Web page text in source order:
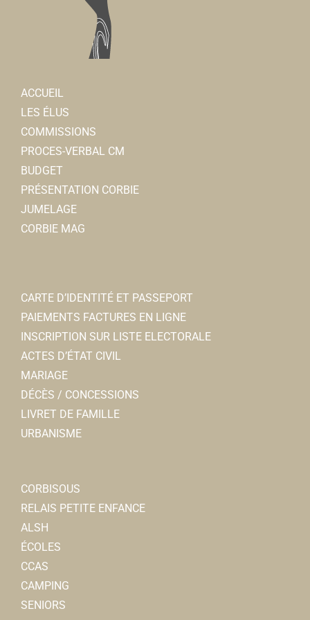
ACCUEIL
LES ÉLUS
COMMISSIONS
PROCES-VERBAL CM
BUDGET
PRÉSENTATION CORBIE
JUMELAGE
CORBIE MAG
CARTE D’IDENTITÉ ET PASSEPORT
PAIEMENTS FACTURES EN LIGNE
INSCRIPTION SUR LISTE ELECTORALE
ACTES D’ÉTAT CIVIL
MARIAGE
DÉCÈS / CONCESSIONS
LIVRET DE FAMILLE
URBANISME
CORBISOUS
RELAIS PETITE ENFANCE
ALSH
ÉCOLES
CCAS
CAMPING
SENIORS